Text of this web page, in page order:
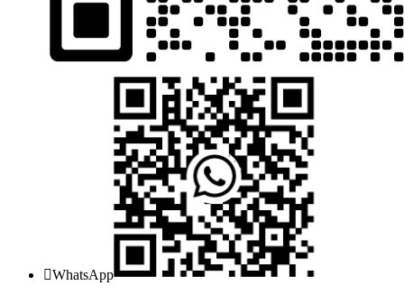
WhatsApp